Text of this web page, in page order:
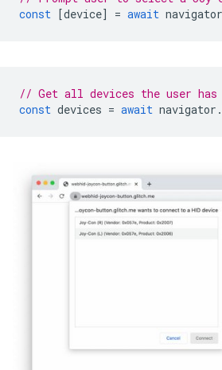
const [device] = await navigator
// Get all devices the user has
const devices = await navigator .